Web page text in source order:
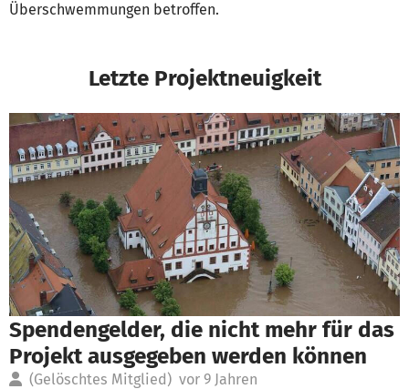
Überschwemmungen betroffen.
Letzte Projektneuigkeit
Spendengelder, die nicht mehr für das
Projekt ausgegeben werden können
(Gelöschtes Mitglied) vor 9 Jahren